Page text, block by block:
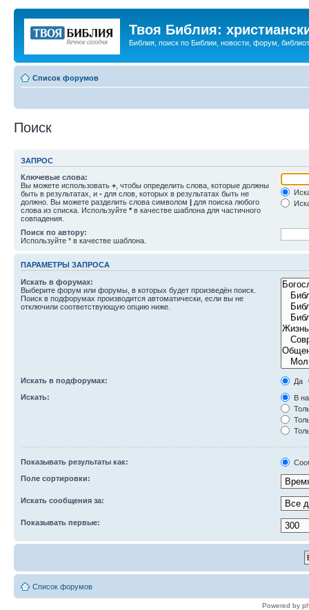
Твоя Библия:
Библия, поиск по Библии, новости, форум,
Список форумов
Поиск
ЗАПРОС
Ключевые слова:
Вы можете использовать + , чтобы определить слова, которые должны
быть в результатах, и - для слов, которых в результатах быть не
должно. Вы можете разделить слова символом | для поиска любого
слова из списка. Используйте * в качестве шаблона для частичного
совпадения.
Поиск по автору:
Используйте * в качестве шаблона.
ПАРАМЕТРЫ ЗАПРОСА
Искать в форумах:
Выберите форум или форумы, в которых будет произведён поиск.
Поиск в подфорумах производится автоматически, если вы не
отключили соответствующую опцию ниже.
Искать в подфорумах:
Да
Искать:
В
Показывать результаты как:
Поле сортировки:
Искать сообщения за:
Показывать первые:
Список форумов
Powered by